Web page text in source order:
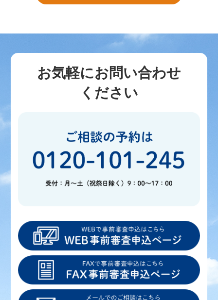
お気軽にお問い合わせ
ください